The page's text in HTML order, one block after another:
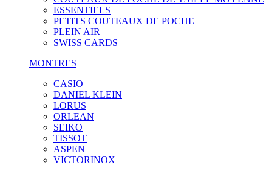
ESSENTIELS
PETITS COUTEAUX DE POCHE
PLEIN AIR
SWISS CARDS
MONTRES
CASIO
DANIEL KLEIN
LORUS
ORLEAN
SEIKO
TISSOT
ASPEN
VICTORINOX